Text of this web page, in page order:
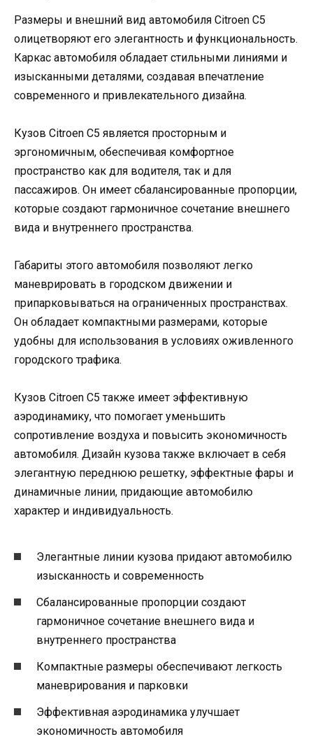
Размеры и внешний вид автомобиля Citroen C5
олицетворяют его элегантность и функциональность.
Каркас автомобиля обладает стильными линиями и
изысканными деталями, создавая впечатление
современного и привлекательного дизайна.
Кузов Citroen C5 является просторным и
эргономичным, обеспечивая комфортное
пространство как для водителя, так и для
пассажиров. Он имеет сбалансированные пропорции,
которые создают гармоничное сочетание внешнего
вида и внутреннего пространства.
Габариты этого автомобиля позволяют легко
маневрировать в городском движении и
припарковываться на ограниченных пространствах.
Он обладает компактными размерами, которые
удобны для использования в условиях оживленного
городского трафика.
Кузов Citroen C5 также имеет эффективную
аэродинамику, что помогает уменьшить
сопротивление воздуха и повысить экономичность
автомобиля. Дизайн кузова также включает в себя
элегантную переднюю решетку, эффектные фары и
динамичные линии, придающие автомобилю
характер и индивидуальность.
Элегантные линии кузова придают автомобилю
изысканность и современность
Сбалансированные пропорции создают
гармоничное сочетание внешнего вида и
внутреннего пространства
Компактные размеры обеспечивают легкость
маневрирования и парковки
Эффективная аэродинамика улучшает
экономичность автомобиля